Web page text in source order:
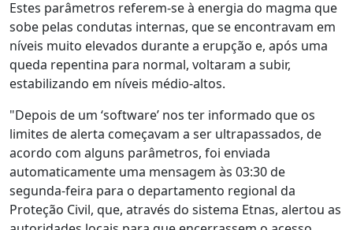
Estes parâmetros referem-se à energia do magma que
sobe pelas condutas internas, que se encontravam em
níveis muito elevados durante a erupção e, após uma
queda repentina para normal, voltaram a subir,
estabilizando em níveis médio-altos.
"Depois de um ‘software’ nos ter informado que os
limites de alerta começavam a ser ultrapassados, de
acordo com alguns parâmetros, foi enviada
automaticamente uma mensagem às 03:30 de
segunda-feira para o departamento regional da
Proteção Civil, que, através do sistema Etnas, alertou as